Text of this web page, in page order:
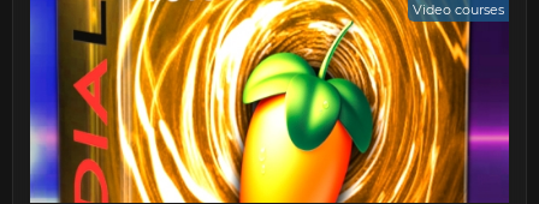
Video courses